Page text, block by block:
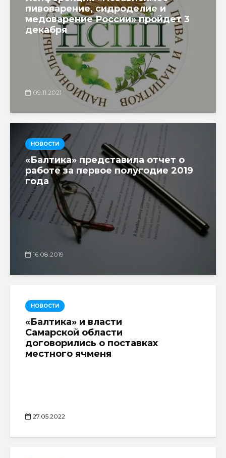
пивоварение, сидроделие и
медоварение России» пройдет 3
декабря
09.11.2021
НОВОСТИ
«Балтика» представила отчет о
работе за первое полугодие 2019
года
16.08.2019
НОВОСТИ
«Балтика» и власти
Самарской области
договорились о поставках
местного ячменя
27.05.2022